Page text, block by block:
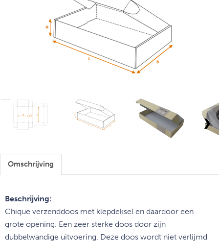
❯
Omschrijving
Beschrijving:
Chique verzenddoos met klepdeksel en daardoor een
grote opening. Een zeer sterke doos door zijn
dubbelwandige uitvoering. Deze doos wordt niet verlijmd